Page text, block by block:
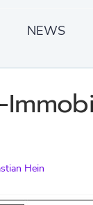
NEWS
Hein